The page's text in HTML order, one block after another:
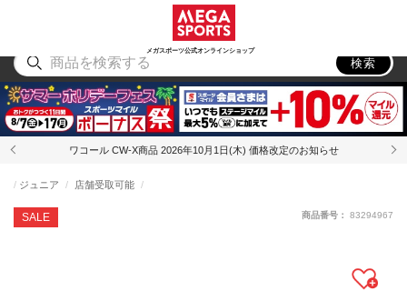
メガスポーツ公式オンラインショップ
アウトドア
検索
ワコール CW-X商品 2026年10月1日(木) 価格改定のお知らせ
SALE
ジュニア 店舗受取可能
商品番号： 83294967